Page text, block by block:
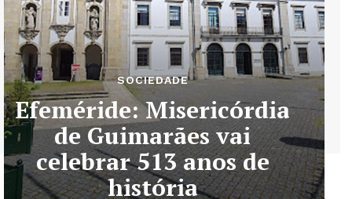
SOCIEDADE
Efeméride: Misericórdia
de Guimarães vai
celebrar 513 anos de
história